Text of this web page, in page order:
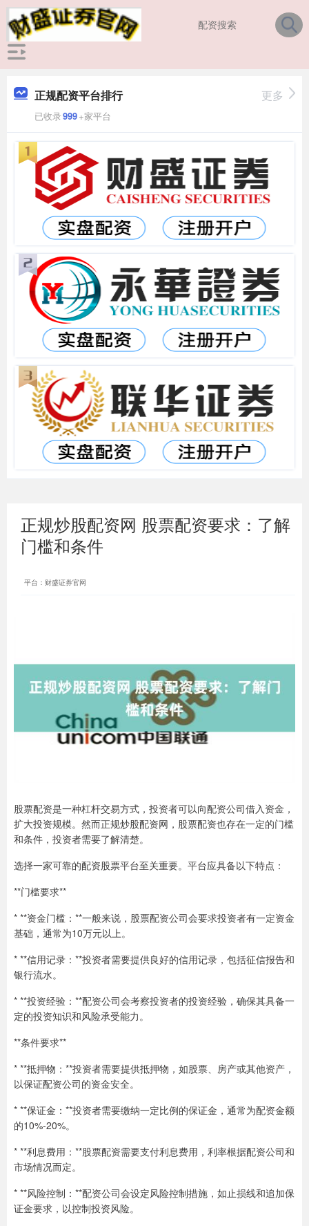
正规配资平台排行
已收录999+家平台
更多
正规炒股配资网 股票配资要求：了解
门槛和条件
平台：财盛证券官网
股票配资是一种杠杆交易方式，投资者可以向配资公司借入资金，
扩大投资规模。然而正规炒股配资网，股票配资也存在一定的门槛
和条件，投资者需要了解清楚。
选择一家可靠的配资股票平台至关重要。平台应具备以下特点：
**门槛要求**
* **资金门槛：**一般来说，股票配资公司会要求投资者有一定资金
基础，通常为10万元以上。
* **信用记录：**投资者需要提供良好的信用记录，包括征信报告和
银行流水。
* **投资经验：**配资公司会考察投资者的投资经验，确保其具备一
定的投资知识和风险承受能力。
**条件要求**
* **抵押物：**投资者需要提供抵押物，如股票、房产或其他资产，
以保证配资公司的资金安全。
* **保证金：**投资者需要缴纳一定比例的保证金，通常为配资金额
的10%-20%。
* **利息费用：**股票配资需要支付利息费用，利率根据配资公司和
市场情况而定。
* **风险控制：**配资公司会设定风险控制措施，如止损线和追加保
证金要求，以控制投资风险。